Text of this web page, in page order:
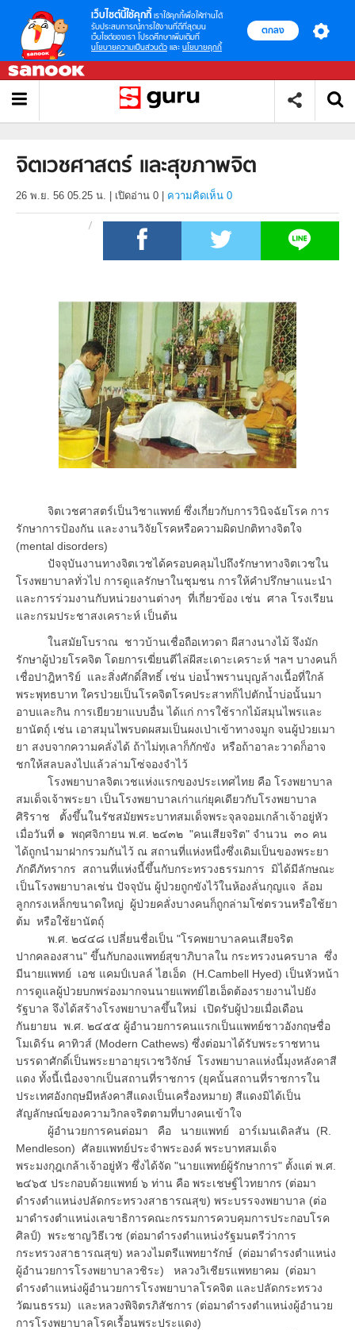
เว็บไซต์นี้ใช้คุกกี้ เราใช้คุกกี้เพื่อให้ท่านได้
รับประสบการณ์การใช้งานที่ดีที่สุดบน
เว็บไซต์ของเรา โปรดศึกษาเพิ่มเติมที่
นโยบายความเป็นส่วนตัว และ นโยบายคุกกี้
ตกลง
จิตเวชศาสตร์ และสุขภาพจิต
26 พ.ย. 56 05.25 น. เปิดอ่าน 0 ความคิดเห็น 0
จิตเวชศาสตร์เป็นวิชาแพทย์ ซึ่งเกี่ยวกับการวินิจฉัยโรค การ
รักษาการป้องกัน และงานวิจัยโรคหรือความผิดปกติทางจิตใจ
(mental disorders)
ปัจจุบันงานทางจิตเวชได้ครอบคลุมไปถึงรักษาทางจิตเวชใน
โรงพยาบาลทั่วไป การดูแลรักษาในชุมชน การให้คำปรึกษาแนะนำ
และการร่วมงานกับหน่วยงานต่างๆ ที่เกี่ยวข้อง เช่น ศาล โรงเรียน
และกรมประชาสงเคราะห์ เป็นต้น
ในสมัยโบราณ ชาวบ้านเชื่อถือเทวดา ผีสางนางไม้ จึงมัก
รักษาผู้ป่วยโรคจิต โดยการเฆี่ยนตีไล่ผีสะเดาะเคราะห์ ฯลฯ บางคนก็
เชื่อปาฎิหาริย์ และสิ่งศักดิ์สิทธิ์ เช่น บ่อน้ำพรานบุญล้างเนื้อที่ใกล้
พระพุทธบาท ใครป่วยเป็นโรคจิตโรคประสาทก็ไปตักน้ำบ่อนั้นมา
อาบและกิน การเยียวยาแบบอื่น ได้แก่ การใช้รากไม้สมุนไพรและ
ยานัตถุ์ เช่น เอาสมุนไพรบดผสมเป็นผงเป่าเข้าทางจมูก จนผู้ป่วยเมา
ยา สงบจากความคลั่งได้ ถ้าไม่ทุเลาก็กักขัง หรือถ้าอาละวาดก็อาจ
ชกให้สลบลงไปแล้วล่ามโซ่จองจำไว้
โรงพยาบาลจิตเวชแห่งแรกของประเทศไทย คือ โรงพยาบาล
สมเด็จเจ้าพระยา เป็นโรงพยาบาลเก่าแก่ยุคเดียวกับโรงพยาบาล
ศิริราช ตั้งขึ้นในรัชสมัยพระบาทสมเด็จพระจุลจอมเกล้าเจ้าอยู่หัว
เมื่อวันที่ ๑ พฤศจิกายน พ.ศ. ๒๔๓๒ "คนเสียจริต" จำนวน ๓๐ คน
ได้ถูกนำมาฝากรวมกันไว้ ณ สถานที่แห่งหนึ่งซึ่งเดิมเป็นของพระยา
ภักดีภัทรากร สถานที่แห่งนี้ขึ้นกับกระทรวงธรรมการ มิได้มีลักษณะ
เป็นโรงพยาบาลเช่น ปัจจุบัน ผู้ป่วยถูกขังไว้ในห้องลั่นกุญแจ ล้อม
ลูกกรงเหล็กขนาดใหญ่ ผู้ป่วยคลั่งบางคนก็ถูกล่ามโซ่ตรวนหรือใช้ยา
ต้ม หรือใช้ยานัตถุ์
พ.ศ. ๒๔๔๘ เปลี่ยนชื่อเป็น "โรคพยาบาลคนเสียจริต
ปากคลองสาน" ขึ้นกับกองแพทย์สุขาภิบาลใน กระทรวงนครบาล ซึ่ง
มีนายแพทย์ เอช แคมป์เบลล์ ไฮเอ็ด (H.Cambell Hyed) เป็นหัวหน้า
การดูแลผู้ป่วยบกพร่องมากจนนายแพทย์ไฮเอ็ดต้องรายงานไปยัง
รัฐบาล จึงได้สร้างโรงพยาบาลขึ้นใหม่ เปิดรับผู้ป่วยเมื่อเดือน
กันยายน พ.ศ. ๒๔๕๕ ผู้อำนวยการคนแรกเป็นแพทย์ชาวอังกฤษชื่อ
โมเดิร์น คาทิวส์ (Modern Cathews) ซึ่งต่อมาได้รับพระราชทาน
บรรดาศักดิ์เป็นพระยาอายุรเวชวิจักษ์ โรงพยาบาลแห่งนี้มุงหลังคาสี
แดง ทั้งนี้เนื่องจากเป็นสถานที่ราชการ (ยุคนั้นสถานที่ราชการใน
ประเทศอังกฤษมีหลังคาสีแดงเป็นเครื่องหมาย) สีแดงมิได้เป็น
สัญลักษณ์ของความวิกลจริตตามที่บางคนเข้าใจ
ผู้อำนวยการคนต่อมา คือ นายแพทย์ อาร์เมนเดิลสัน (R.
Mendleson) ศัลยแพทย์ประจำพระองค์ พระบาทสมเด็จ
พระมงกุฎเกล้าเจ้าอยู่หัว ซึ่งได้จัด "นายแพทย์ผู้รักษาการ" ตั้งแต่ พ.ศ.
๒๔๖๕ ประกอบด้วยแพทย์ ๖ ท่าน คือ พระเชษฐ์ไวทยากร (ต่อมา
ดำรงตำแหน่งปลัดกระทรวงสาธารณสุข) พระบรรจงพยาบาล (ต่อ
มาดำรงตำแหน่งเลขาธิการคณะกรรมการควบคุมการประกอบโรค
ศิลป์) พระชาญวิธีเวช (ต่อมาดำรงตำแหน่งรัฐมนตรีว่าการ
กระทรวงสาธารณสุข) หลวงไมตรีแพทยารักษ์ (ต่อมาดำรงตำแหน่ง
ผู้อำนวยการโรงพยาบาลวชิระ) หลวงวิเชียรแพทยาคม (ต่อมา
ดำรงตำแหน่งผู้อำนวยการโรงพยาบาลโรคจิต และปลัดกระทรวง
วัฒนธรรม) และหลวงพิจิตรภิสัชการ (ต่อมาดำรงตำแหน่งผู้อำนวย
การโรงพยาบาลโรคเรื้อนพระประแดง)